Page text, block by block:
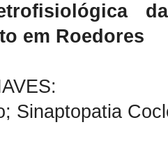
em Roedores
Sinaptopatia